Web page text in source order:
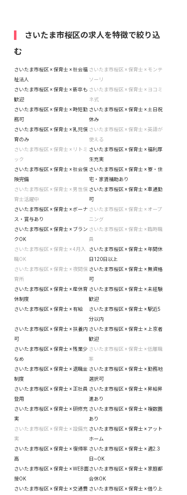
さいたま市桜区の求人を特徴で絞り込
む
さいたま市桜区 × 保育士 × 社会福
祉法人
さいたま市桜区 × 保育士 × モンテ
ソーリ
さいたま市桜区 × 保育士 × 新卒も
歓迎
さいたま市桜区 × 保育士 × ヨコミ
ネ式
さいたま市桜区 × 保育士 × 時短勤
務可
さいたま市桜区 × 保育士 × 土日祝
休み
さいたま市桜区 × 保育士 × 乳児保
育のみ
さいたま市桜区 × 保育士 × 英語が
使える
さいたま市桜区 × 保育士 × リトミ
ック
さいたま市桜区 × 保育士 × 福利厚
生充実
さいたま市桜区 × 保育士 × 社会保
険完備
さいたま市桜区 × 保育士 × 寮・住
宅・家賃補助あり
さいたま市桜区 × 保育士 × 男性保
育士活躍中
さいたま市桜区 × 保育士 × 車通勤
可
さいたま市桜区 × 保育士 × ボーナ
ス・賞与あり
さいたま市桜区 × 保育士 × オープ
ニング
さいたま市桜区 × 保育士 × ブラン
クOK
さいたま市桜区 × 保育士 × 臨時職
員
さいたま市桜区 × 保育士 × 4月入
職OK
さいたま市桜区 × 保育士 × 年間休
日120日以上
さいたま市桜区 × 保育士 × 夜間保
育所
さいたま市桜区 × 保育士 × 無資格
可
さいたま市桜区 × 保育士 × 産休育
休制度
さいたま市桜区 × 保育士 × 未経験
歓迎
さいたま市桜区 × 保育士 × 有給
さいたま市桜区 × 保育士 × 駅近5
分以内
さいたま市桜区 × 保育士 × 扶養内
可
さいたま市桜区 × 保育士 × 上京者
歓迎
さいたま市桜区 × 保育士 × 残業少
なめ
さいたま市桜区 × 保育士 × 低離職
率
さいたま市桜区 × 保育士 × 退職金
制度
さいたま市桜区 × 保育士 × 勤務地
選択可
さいたま市桜区 × 保育士 × 正社員
登用
さいたま市桜区 × 保育士 × 昇給昇
進あり
さいたま市桜区 × 保育士 × 研修充
実
さいたま市桜区 × 保育士 × 複数園
あり
さいたま市桜区 × 保育士 × 設備充
実
さいたま市桜区 × 保育士 × アット
ホーム
さいたま市桜区 × 保育士 × 復帰率
高
さいたま市桜区 × 保育士 × 週2.3
日~OK
さいたま市桜区 × 保育士 × WEB面
接OK
さいたま市桜区 × 保育士 × 家庭都
合休OK
さいたま市桜区 × 保育士 × 交通費 さいたま市桜区 × 保育士 × 借り上